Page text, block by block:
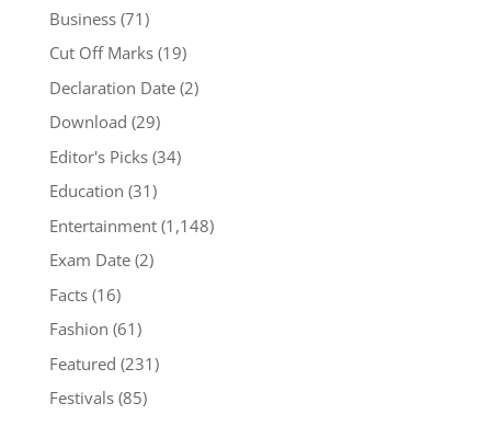
Business(71)
Cut Off Marks(19)
Declaration Date(2)
Download (29)
Editor's Picks(34)
Education (31)
Entertainment(1,148)
Exam Date(2)
Facts(16)
Fashion (61)
Featured (231)
Festivals(85)